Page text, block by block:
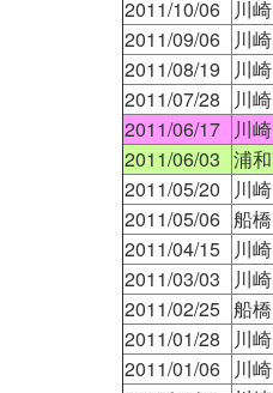
2011/10/06 川崎
2011/09/06 川崎
2011/08/19
川崎
2011/07/28
川崎
2011/06/17 川崎
2011/06/03 浦和
2011/05/20
川崎
2011/05/06 船橋
2011/04/15 川崎
2011/03/03
川崎
2011/02/25 船橋
2011/01/28
川崎
2011/01/06 川崎